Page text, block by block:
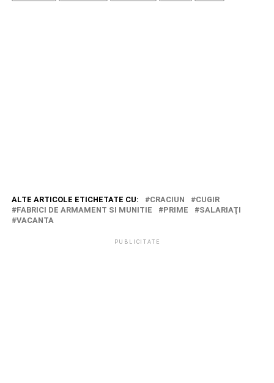
ALTE ARTICOLE ETICHETATE CU: CRACIUN
CUGIR
FABRICI DE ARMAMENT SI MUNITIE
PRIME
SALARIAŢI
VACANTA
PUBLICITATE